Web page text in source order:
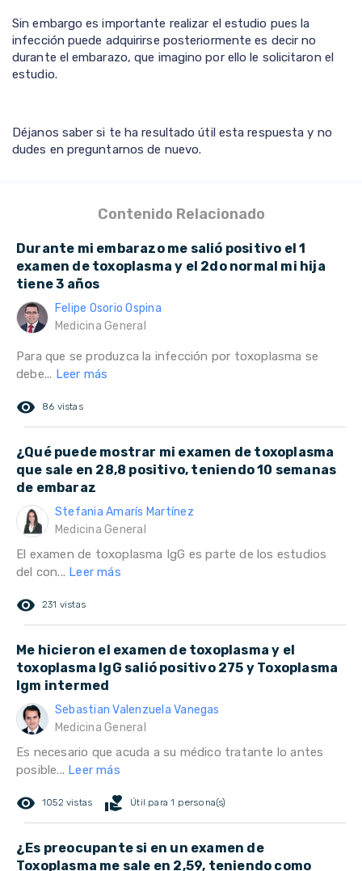
Sin embargo es importante realizar el estudio pues la
infección puede adquirirse posteriormente es decir no
durante el embarazo, que imagino por ello le solicitaron el
estudio.
Déjanos saber si te ha resultado útil esta respuesta y no
dudes en preguntarnos de nuevo.
Contenido Relacionado
Durante mi embarazo me salió positivo el 1
examen de toxoplasma y el 2do normal mi hija
tiene 3 años
Felipe Osorio Ospina
Medicina General
Para que se produzca la infección por toxoplasma se
debe... Leer más
remove_red_eye 86 vistas
¿Qué puede mostrar mi examen de toxoplasma
que sale en 28,8 positivo, teniendo 10 semanas
de embaraz
Stefania Amarís Martínez
Medicina General
El examen de toxoplasma IgG es parte de los estudios
del con... Leer más
remove_red_eye 231 vistas
Me hicieron el examen de toxoplasma y el
toxoplasma IgG salió positivo 275 y Toxoplasma
Igm intermed
Sebastian Valenzuela Vanegas
Medicina General
Es necesario que acuda a su médico tratante lo antes
posible... Leer más
remove_red_eye 1052 vistas volunteer_activism Útil para 1 persona(s)
¿Es preocupante si en un examen de
Toxoplasma me sale en 2,59, teniendo como